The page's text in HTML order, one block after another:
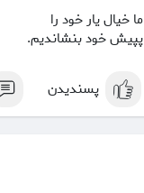
ما خیال یار خود را
پپیش خود بنشاندیم.
پسندیدن